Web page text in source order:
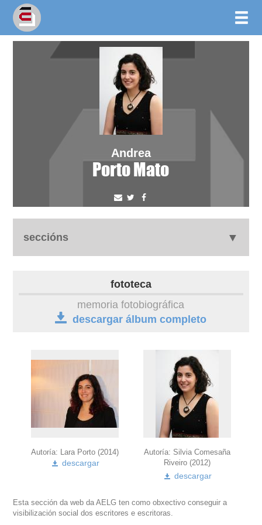
Andrea
Porto Mato
seccións
outros docs
fototeca
memoria fotobiográfica
descargar álbum completo
Autoría: Lara Porto (2014)
descargar
Autoría: Silvia Comesaña
Riveiro (2012)
descargar
Esta sección da web da AELG ten como obxectivo conseguir a
visibilización social dos escritores e escritoras.